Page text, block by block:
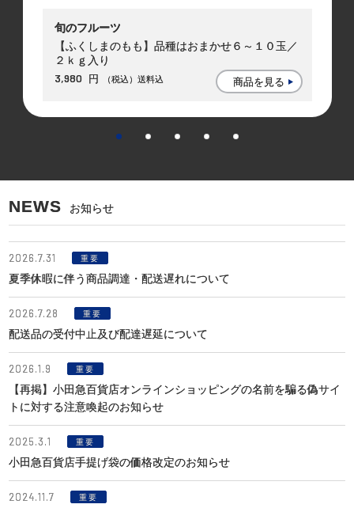
旬のフルーツ
【ふくしまのもも】品種はおまかせ６～１０玉／
２ｋｇ入り
3,980 円 （税込）送料込 商品を見る
NEWS お知らせ
2026.7.31 重要
夏季休暇に伴う商品調達・配送遅れについて
2026.7.28 重要
配送品の受付中止及び配達遅延について
2026.1.9 重要
【再掲】小田急百貨店オンラインショッピングの名前を騙る偽サイ
トに対する注意喚起のお知らせ
2025.3.1 重要
小田急百貨店手提げ袋の価格改定のお知らせ
2024.11.7 重要